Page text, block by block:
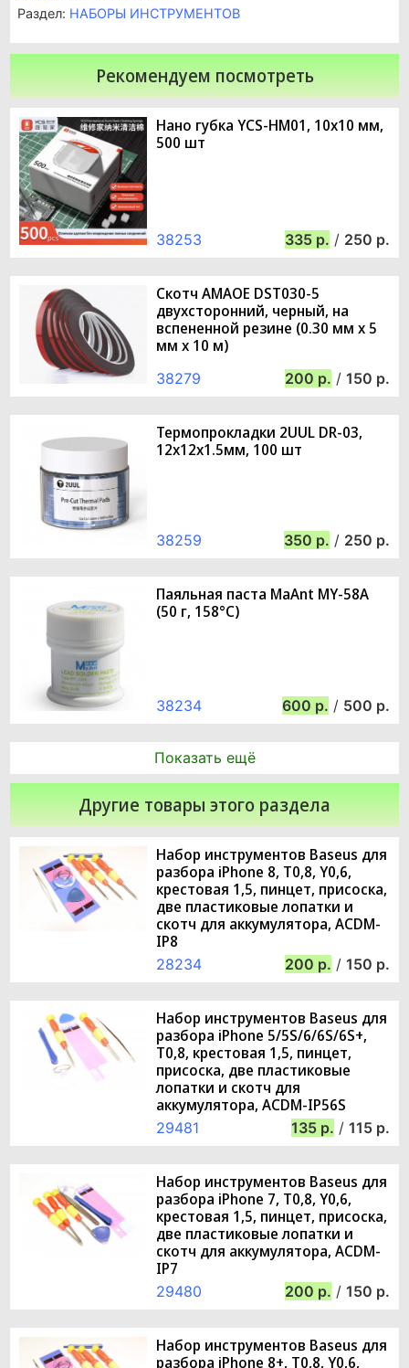
Раздел: НАБОРЫ ИНСТРУМЕНТОВ
Рекомендуем посмотреть
Нано губка YCS-HM01, 10х10 мм,
500 шт
38253 335 / 250
Скотч AMAOE DST030-5
двухсторонний, черный, на
вспененной резине (0.30 мм х 5
мм х 10 м)
38279 200 / 150
Термопрокладки 2UUL DR-03,
12x12x1.5мм, 100 шт
38259 350 / 250
Паяльная паста MaAnt MY-58A
(50 г, 158°C)
38234 600 / 500
Показать ещё
Другие товары этого раздела
Набор инструментов Baseus для
разбора iPhone 8, T0,8, Y0,6,
крестовая 1,5, пинцет, присоска,
две пластиковые лопатки и
скотч для аккумулятора, ACDM-
IP8
28234 200 / 150
Набор инструментов Baseus для
разбора iPhone 5/5S/6/6S/6S+,
T0,8, крестовая 1,5, пинцет,
присоска, две пластиковые
лопатки и скотч для
аккумулятора, ACDM-IP56S
29481 135 / 115
Набор инструментов Baseus для
разбора iPhone 7, T0,8, Y0,6,
крестовая 1,5, пинцет, присоска,
две пластиковые лопатки и
скотч для аккумулятора, ACDM-
IP7
29480 200 / 150
Набор инструментов Baseus для
разбора iPhone 8+, T0,8, Y0,6,